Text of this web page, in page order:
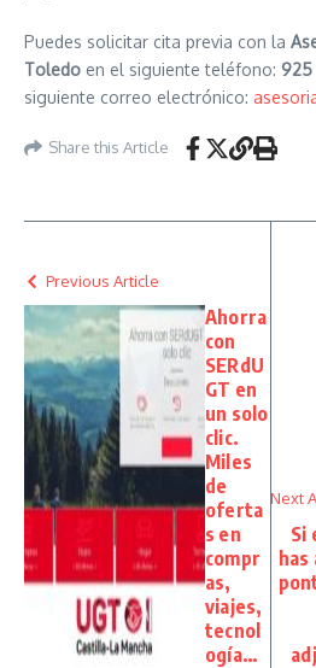
Puedes solicitar cita previa con la
Toledo en el siguiente teléfono: 925
siguiente correo electrónico:
Share this Article
Previous Article
Ahorra
con
SERdU
GT en
un solo
clic.
Miles
de
oferta
s en
compr
as,
viajes,
tecnol
ogía…
Next
Si
has